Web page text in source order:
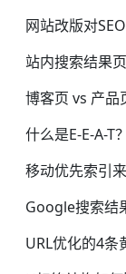
网站改版对
博客页 vs 产品
什么是E-E-A-T
移动优先索引
URL优化的4